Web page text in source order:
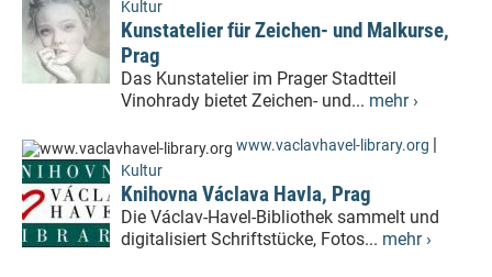
Kultur
Kunstatelier für Zeichen- und Malkurse,
Prag
Das Kunstatelier im Prager Stadtteil
Vinohrady bietet Zeichen- und... mehr ›
www.vaclavhavel-library.org |
Kultur
Knihovna Václava Havla, Prag
Die Václav-Havel-Bibliothek sammelt und
digitalisiert Schriftstücke, Fotos... mehr ›